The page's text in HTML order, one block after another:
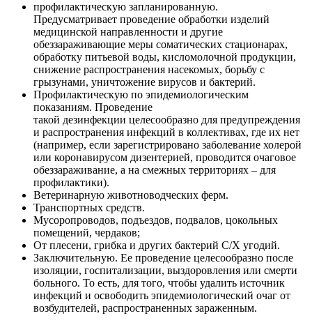
профилактическую запланированную.
Предусматривает проведение обработки изделий
медицинской направленности и другие
обеззараживающие меры соматических стационарах,
обработку питьевой воды, кисломолочной продукции,
снижение распространения насекомых, борьбу с
грызунами, уничтожение вирусов и бактерий.
Профилактическую по эпидемиологическим
показаниям. Проведение
такой дезинфекции целесообразно для предупреждения
и распространения инфекций в коллективах, где их нет
(например, если зарегистрировано заболевание холерой
или коронавирусом дизентерией, проводится очаговое
обеззараживание, а на смежных территориях – для
профилактики).
Ветеринарную животноводческих ферм.
Транспортных средств.
Мусоропроводов, подъездов, подвалов, цокольных
помещений, чердаков;
От плесени, грибка и других бактерий С/Х угодий.
Заключительную. Ее проведение целесообразно после
изоляции, госпитализации, выздоровления или смерти
больного. То есть, для того, чтобы удалить источник
инфекций и освободить эпидемиологический очаг от
возбудителей, распространенных зараженным.